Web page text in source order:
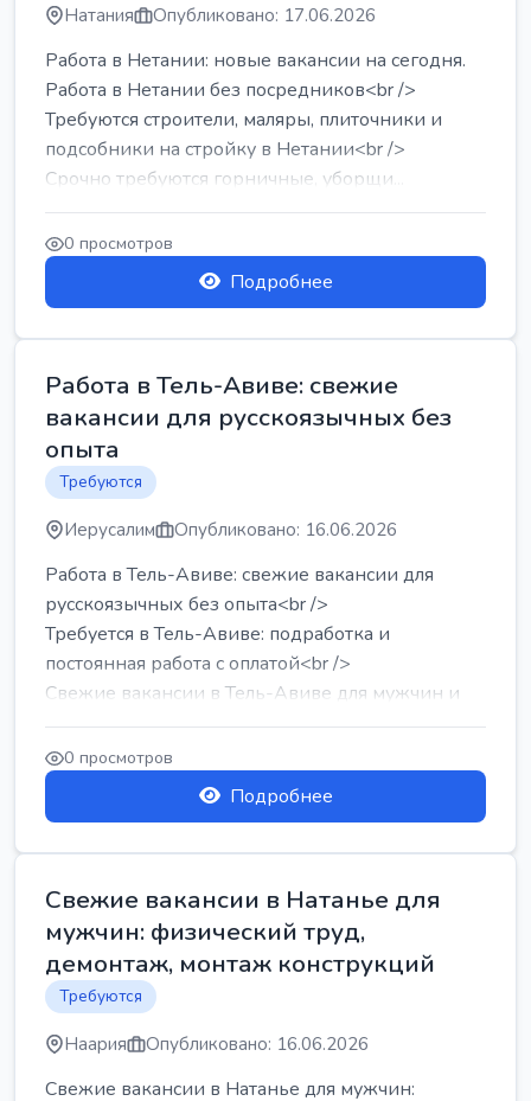
Натания Опубликовано: 17.06.2026
Работа в Нетании: новые вакансии на сегодня.
Работа в Нетании без посредников<br />
Требуются строители, маляры, плиточники и
подсобники на стройку в Нетании<br />
Срочно требуются горничные, уборщи...
0 просмотров
Подробнее
Работа в Тель-Авиве: свежие
вакансии для русскоязычных без
опыта
Требуются
Иерусалим Опубликовано: 16.06.2026
Работа в Тель-Авиве: свежие вакансии для
русскоязычных без опыта<br />
Требуется в Тель-Авиве: подработка и
постоянная работа с оплатой<br />
Свежие вакансии в Тель-Авиве для мужчин и
женщин от хозя...
0 просмотров
Подробнее
Свежие вакансии в Натанье для
мужчин: физический труд,
демонтаж, монтаж конструкций
Требуются
Наария Опубликовано: 16.06.2026
Свежие вакансии в Натанье для мужчин: